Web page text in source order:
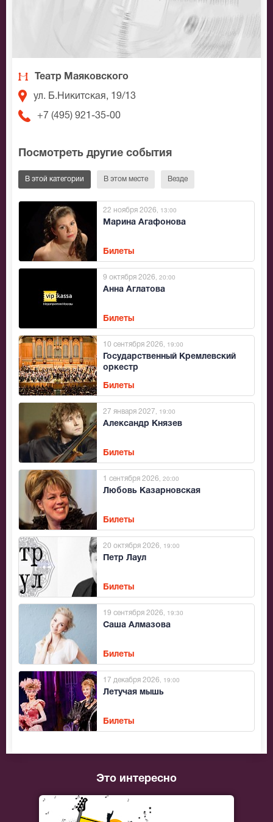
Театр Маяковского
ул. Б.Никитская, 19/13
+7 (495) 921-35-00
Посмотреть другие события
В этой категории В этом месте Везде
Марина Агафонова
22 ноября 2026 , 13:00
Билеты
Анна Аглатова
9 октября 2026 , 20:00
Билеты
Государственный Кремлевский
оркестр
10 сентября 2026 , 19:00
Билеты
Александр Князев
27 января 2027 , 19:00
Билеты
Любовь Казарновская
1 сентября 2026 , 20:00
Билеты
Петр Лаул
20 октября 2026 , 19:00
Билеты
Саша Алмазова
19 сентября 2026 , 19:30
Билеты
Летучая мышь
17 декабря 2026 , 19:00
Билеты
Это интересно